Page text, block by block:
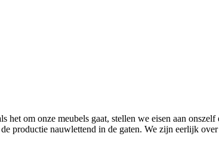
om onze meubels gaat, stellen we eisen aan
productie nauwlettend in de gaten. We zijn eerlijk